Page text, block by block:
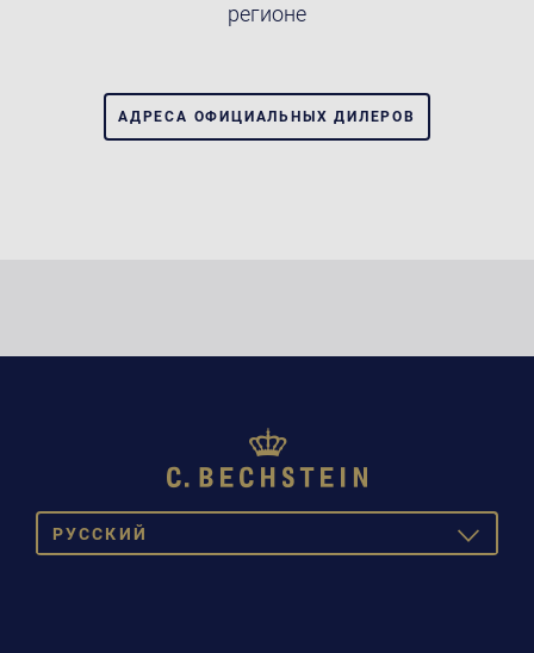
регионе
АДРЕСА ОФИЦИАЛЬНЫХ ДИЛЕРОВ
PУССКИЙ
TOGGLE